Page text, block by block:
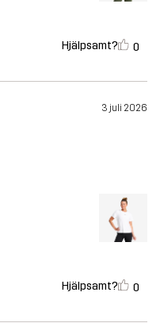
Hjälpsamt? 0
3 juli 2026
Hjälpsamt? 0